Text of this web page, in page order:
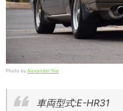
Photo by Alexander Nie
車両型式:E-HR31